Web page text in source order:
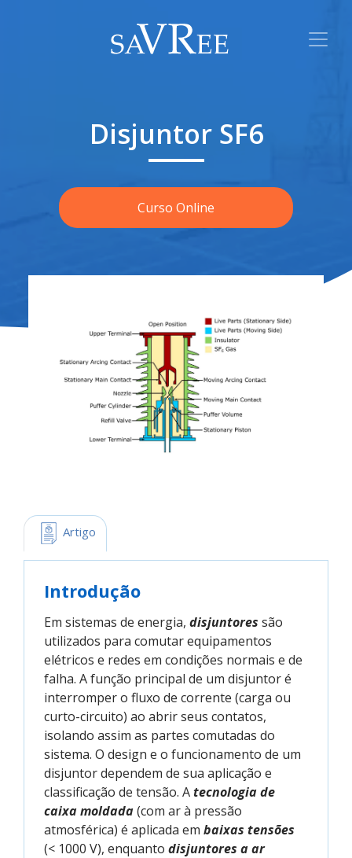
Disjuntor SF6
Curso Online
Artigo
Introdução
Em sistemas de energia, disjuntores são
utilizados para comutar equipamentos
elétricos e redes em condições normais e de
falha. A função principal de um disjuntor é
interromper o fluxo de corrente (carga ou
curto-circuito) ao abrir seus contatos,
isolando assim as partes comutadas do
sistema. O design e o funcionamento de um
disjuntor dependem de sua aplicação e
classificação de tensão. Atecnologia de
caixa moldada(com ar à pressão
atmosférica) é aplicada em baixas tensões
(< 1000 V), enquanto disjuntores a ar